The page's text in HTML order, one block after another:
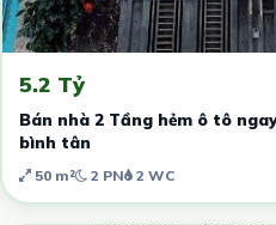
5.2 Tỷ
Bán nhà 2 Tầng hẻm ô tô
bình tân
50 m² 2 PN 2 WC